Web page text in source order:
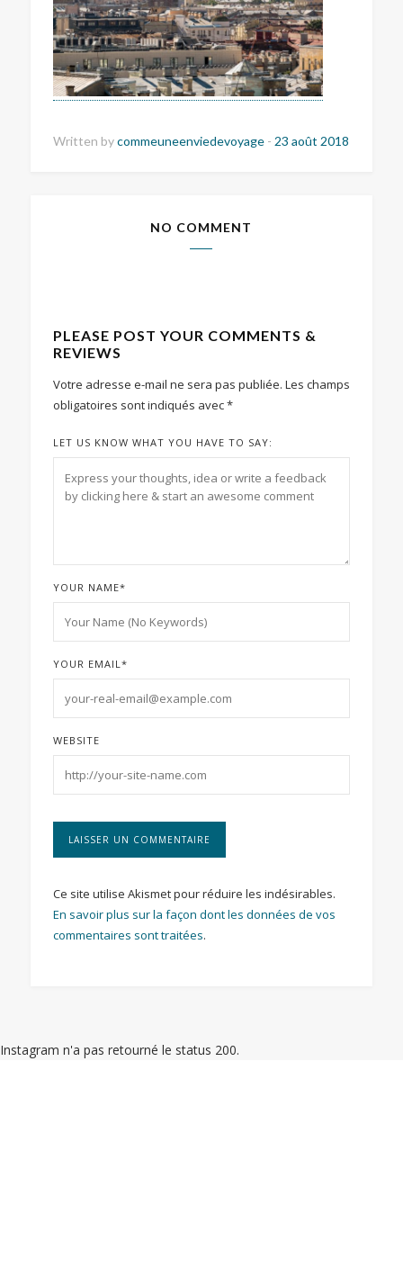
Written bycommeuneenviedevoyage - 23 août 2018
NO COMMENT
PLEASE POST YOUR COMMENTS &
REVIEWS
Votre adresse e-mail ne sera pas publiée. Les champs
obligatoires sont indiqués avec*
LET US KNOW WHAT YOU HAVE TO SAY:
YOUR NAME*
YOUR EMAIL*
WEBSITE
Ce site utilise Akismet pour réduire les indésirables.
En savoir plus sur la façon dont les données de vos
commentaires sont traitées.
Instagram n'a pas retourné le status 200.